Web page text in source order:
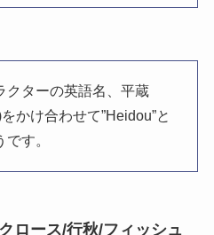
クターの英語名、平蔵
かけ合わせて”Heidou”と
す。
ロース/行秋/フィッシュ